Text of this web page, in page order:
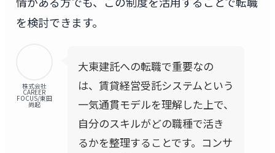
を検討できます。
株式会社
CAREER
FOCUS/東田
尚起
大東建託への転職で重要なの
は、賃貸経営受託システムという
一気通貫モデルを理解した上で、
自分のスキルがどの職種で活き
るかを整理することです。コンサ